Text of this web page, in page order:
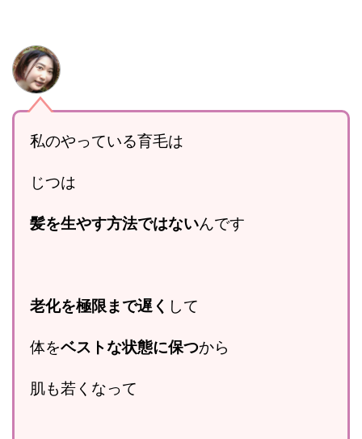
私のやっている育毛は
じつは
髪を生やす方法ではないんです
老化を極限まで遅く して
体をベストな状態に保つから
肌も若くなって